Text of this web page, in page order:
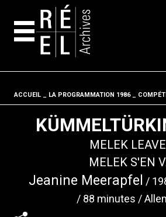
Fil
ACCUEIL LA PROGRAMMATION 1986
MELEK
MELEK S'EN
Jeanine Meerapfel
88 minutes